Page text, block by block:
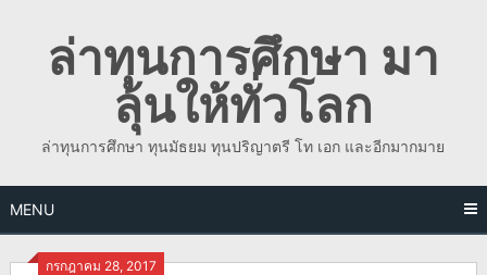
contentล่าทุนการศึกษา มา
ลุ้นให้ทั่วโลก
ล่าทุนการศึกษา ทุนมัธยม ทุนปริญาตรี โท เอก และอีกมากมาย
MENU
กรกฎาคม 28, 2017